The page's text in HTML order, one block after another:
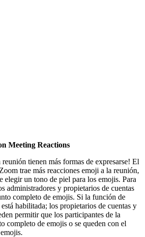
Meeting Reactions
reunión tienen más formas de expresarse! El
trae más reacciones emoji a la reunión,
elegir un tono de piel para los emojis. Para
administradores y propietarios de cuentas
completo de emojis. Si la función de
habilitada; los propietarios de cuentas y
permitir que los participantes de la
completo de emojis o se queden con el